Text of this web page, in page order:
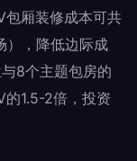
包厢装修成本可共
），降低边际成
8个主题包房的
的1.5-2倍，投资